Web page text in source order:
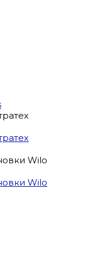
Wilo
Wilo